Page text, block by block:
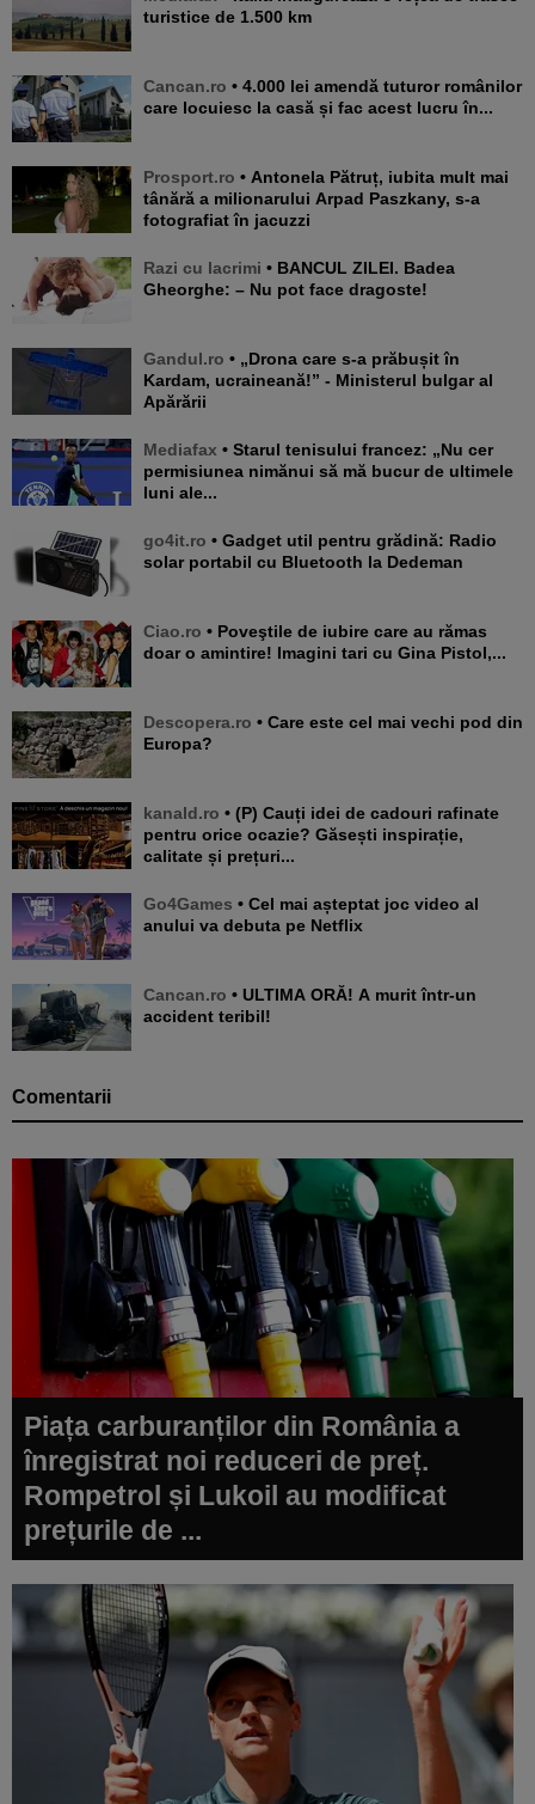
turistice de 1.500 km
Cancan.ro • 4.000 lei amendă tuturor românilor
care locuiesc la casă și fac acest lucru în...
Prosport.ro • Antonela Pătruț, iubita mult mai
tânără a milionarului Arpad Paszkany, s-a
fotografiat în jacuzzi
Razi cu lacrimi • BANCUL ZILEI. Badea
Gheorghe: – Nu pot face dragoste!
Gandul.ro • „Drona care s-a prăbușit în
Kardam, ucraineană!” - Ministerul bulgar al
Apărării
Mediafax • Starul tenisului francez: „Nu cer
permisiunea nimănui să mă bucur de ultimele
luni ale...
go4it.ro • Gadget util pentru grădină: Radio
solar portabil cu Bluetooth la Dedeman
Ciao.ro • Poveştile de iubire care au rămas
doar o amintire! Imagini tari cu Gina Pistol,...
Descopera.ro • Care este cel mai vechi pod din
Europa?
kanald.ro • (P) Cauți idei de cadouri rafinate
pentru orice ocazie? Găsești inspirație,
calitate și prețuri...
Go4Games • Cel mai așteptat joc video al
anului va debuta pe Netflix
Cancan.ro • ULTIMA ORĂ! A murit într-un
accident teribil!
Comentarii
Piața carburanților din România a
înregistrat noi reduceri de preț.
Rompetrol și Lukoil au modificat
prețurile de ...